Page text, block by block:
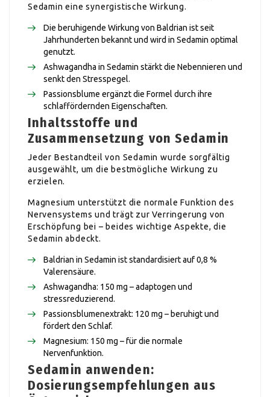
Sedamin eine synergistische Wirkung.
Die beruhigende Wirkung von Baldrian ist seit
Jahrhunderten bekannt und wird in Sedamin optimal
genutzt.
Ashwagandha in Sedamin stärkt die Nebennieren und
senkt den Stresspegel.
Passionsblume ergänzt die Formel durch ihre
schlaffördernden Eigenschaften.
Inhaltsstoffe und
Zusammensetzung von Sedamin
Jeder Bestandteil von Sedamin wurde sorgfältig
ausgewählt, um die bestmögliche Wirkung zu
erzielen.
Magnesium unterstützt die normale Funktion des
Nervensystems und trägt zur Verringerung von
Erschöpfung bei – beides wichtige Aspekte, die
Sedamin abdeckt.
Baldrian in Sedamin ist standardisiert auf 0,8 %
Valerensäure.
Ashwagandha: 150 mg – adaptogen und
stressreduzierend.
Passionsblumenextrakt: 120 mg – beruhigt und
fördert den Schlaf.
Magnesium: 150 mg – für die normale
Nervenfunktion.
Sedamin anwenden:
Dosierungsempfehlungen aus